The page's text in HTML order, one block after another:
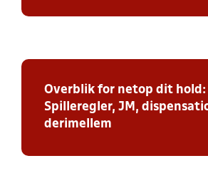
Overblik for netop dit hold:
Spilleregler, JM,
derimellem